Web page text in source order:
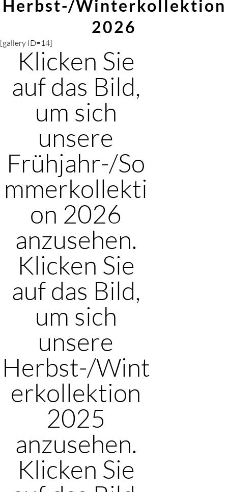
Herbst-/Winterkollektion
2026
[gallery ID=14]
Klicken Sie
auf das Bild,
um sich
unsere
Frühjahr-/So
mmerkollekti
on 2026
anzusehen.
Klicken Sie
auf das Bild,
um sich
unsere
Herbst-/Wint
erkollektion
2025
anzusehen.
Klicken Sie